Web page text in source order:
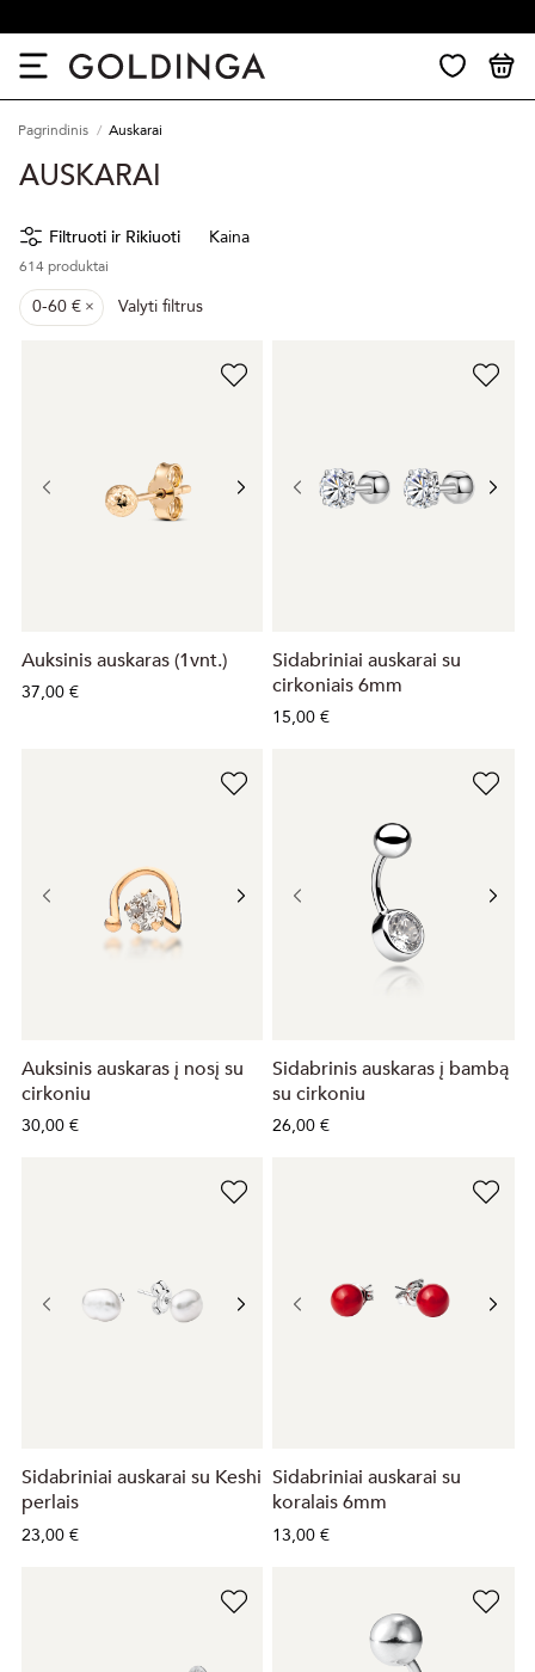
Pagrindinis Auskarai
AUSKARAI
Auksinis auskaras (1vnt.)
37,00 €
Sidabriniai auskarai su
cirkoniais 6mm
15,00 €
Auksinis auskaras į nosį su
cirkoniu
30,00 €
Sidabrinis auskaras į bambą
su cirkoniu
26,00 €
Sidabriniai auskarai su Keshi
perlais
23,00 €
Sidabriniai auskarai su
koralais 6mm
13,00 €
Filtruoti ir Rikiuoti Kaina
614produktai
0-60 € Valyti filtrus